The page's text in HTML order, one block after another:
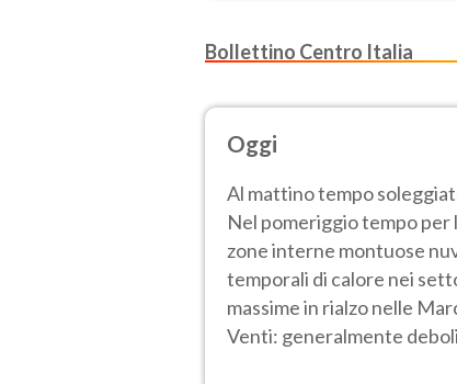
Bollettino Centro Italia
Oggi
Al mattino tempo
Nel pomeriggio tempo
zone interne montuose
temporali di calore nei
massime in rialzo nelle
Venti: generalmente